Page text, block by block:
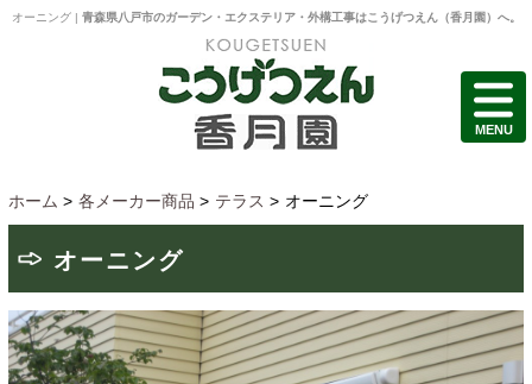
オーニング | 青森県八戸市のガーデン・エクステリア・外構工事はこうげつえん（香月園）へ。
ホーム > 各メーカー商品 > テラス > オーニング
オーニング
MENU